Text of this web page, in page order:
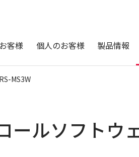
客様 個人のお客様 製品情報
RS-MS3W
ールソフトウ